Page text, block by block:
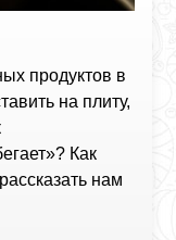
продуктов в
на плиту,
Как
нам